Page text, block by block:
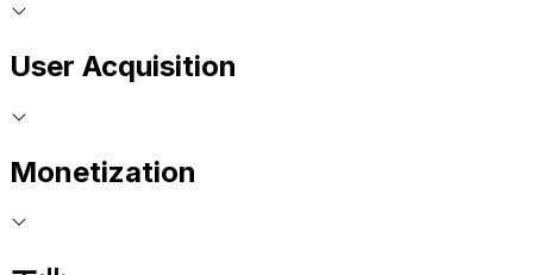
User Acquisition
Monetization